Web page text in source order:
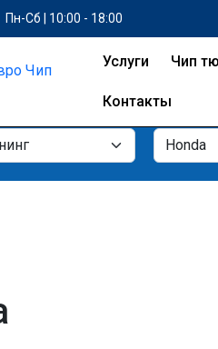
Пн-Сб | 10:00 - 18:00
Услуги Чип
Контакты